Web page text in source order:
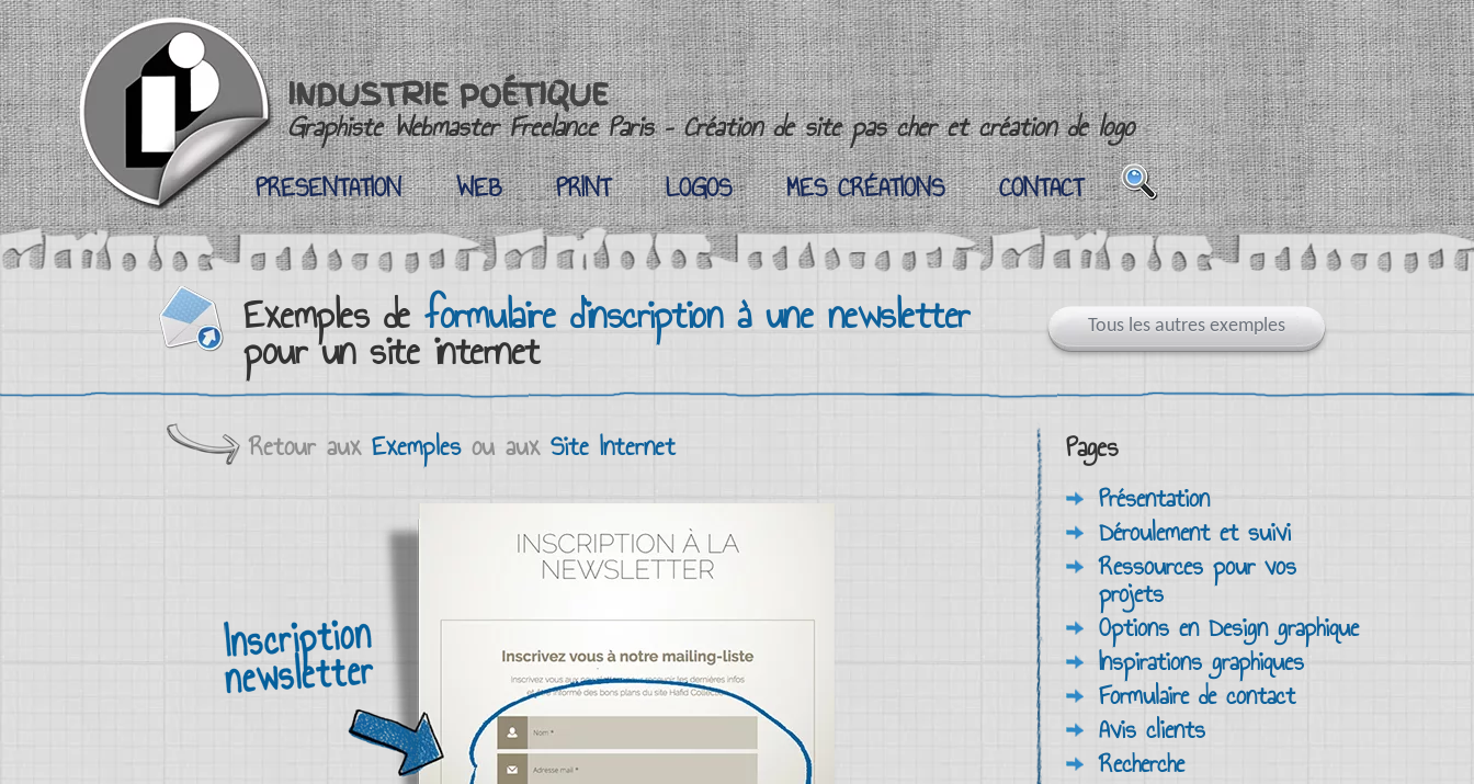
INDUSTRIE POÉTIQUE
Graphiste Webmaster Freelance Paris – Création de site pas cher et création de logo
PRESENTATION
PRESENTATION
WEB
WEB
PRINT
PRINT
LOGOS
LOGOS
MES CRÉATIONS
MES CRÉATIONS
CONTACT
CONTACT
Exemples de formulaire d'inscription à une newsletter
pour un site internet Tous les autres exemples
Retour aux Exemplesou aux Site Internet Pages
Présentation
Déroulement et suivi
Ressources pour vos
projets
Options en Design graphique
Inspirations graphiques
Formulaire de contact
Avis clients
Recherche